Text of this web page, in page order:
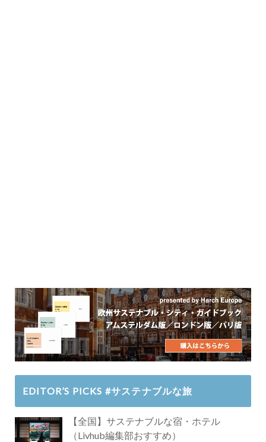
EDITOR’S PICKS #サステナブルな旅
【全国】サステナブルな宿・ホテル
（Livhub編集部おすすめ）